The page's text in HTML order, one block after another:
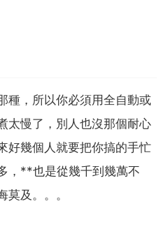
種，所以你必須用全自動或
太慢了，別人也沒那個耐心
好幾個人就要把你搞的手忙
，**也是從幾千到幾萬不
及。。。